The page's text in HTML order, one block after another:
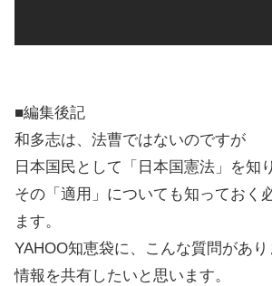
■編集後記
和多志は、法曹ではないのですが
日本国民として「日本国憲法」を知り
その「適用」についても知っておく
ます。
YAHOO知恵袋に、こんな質問があ
情報を共有したいと思います。